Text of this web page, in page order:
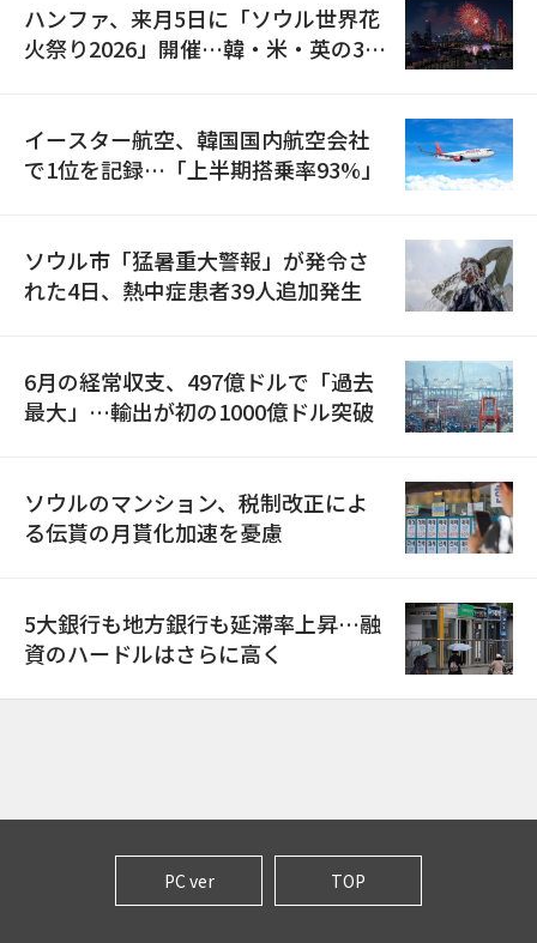
ハンファ、来月5日に「ソウル世界花
火祭り2026」開催…韓・米・英の3カ
イースター航空、韓国国内航空会社
で1位を記録…「上半期搭乗率93%」
ソウル市「猛暑重大警報」が発令さ
れた4日、熱中症患者39人追加発生
6月の経常収支、497億ドルで「過去
最大」…輸出が初の1000億ドル突破
ソウルのマンション、税制改正によ
る伝貰の月貰化加速を憂慮
5大銀行も地方銀行も延滞率上昇…融
資のハードルはさらに高く
PC ver TOP